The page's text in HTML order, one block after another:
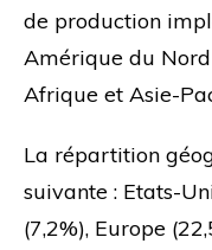
de production
Amérique du Nord
Afrique et Asie-
La répartition
suivante : Etats-
(7,2%), Europe